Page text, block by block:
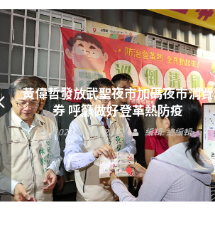
黃偉哲發放武聖夜市加碼夜市消費
券 呼籲做好登革熱防疫
2023 年 9 月 23 日 編輯:總編輯